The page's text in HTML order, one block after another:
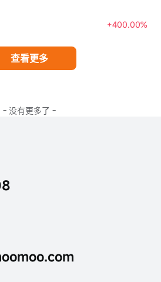
+400.00%
查看更多
- 没有更多了 -